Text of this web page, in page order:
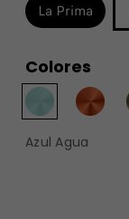
La Prima
Colores
Azul Agua